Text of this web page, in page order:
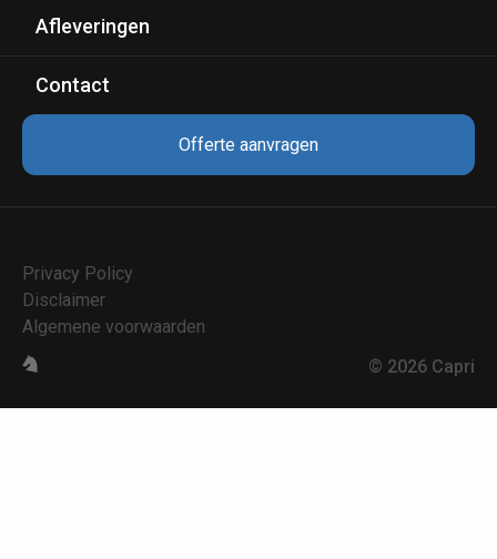
Capri 10-12
Afleveringen
Contact
Offerte aanvragen
Privacy Policy
Disclaimer
Algemene voorwaarden
© 2026 Capri